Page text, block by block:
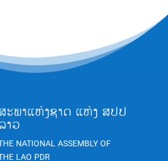
ະພາແຫ່ງຊາດ ແຫ່ງ ສປປ
າວ
NATIONAL ASSEMBLY OF
LAO PDR